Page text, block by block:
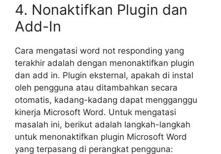
4. Nonaktifkan Plugin dan
Add-In
Cara mengatasi word not responding yang
terakhir adalah dengan menonaktifkan plugin
dan add in. Plugin eksternal, apakah di instal
oleh pengguna atau ditambahkan secara
otomatis, kadang-kadang dapat mengganggu
kinerja Microsoft Word. Untuk mengatasi
masalah ini, berikut adalah langkah-langkah
untuk menonaktifkan plugin Microsoft Word
yang terpasang di perangkat pengguna: